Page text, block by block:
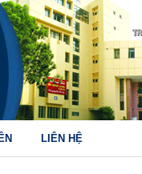
LIÊN HỆ